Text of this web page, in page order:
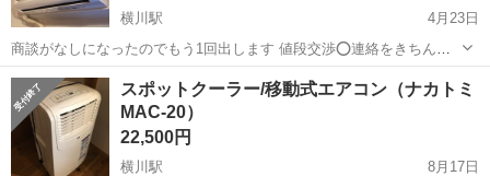
横川駅
4月23日
商談がなしになったのでもう1回出します 値段交渉⭕️連絡をきちんと
よろしくお願いします🙏 取り外し可能な方限定‼️ きちんと連絡出来る
方でお願いします🙏 2021年に買いました 【購入時価格】18万円ぐら
い 【傷などの状態...
広島 広島市 横川駅 季節、空調家電
スポットクーラー/移動式エアコン（ナカトミ
MAC-20）
22,500円
横川駅
8月17日